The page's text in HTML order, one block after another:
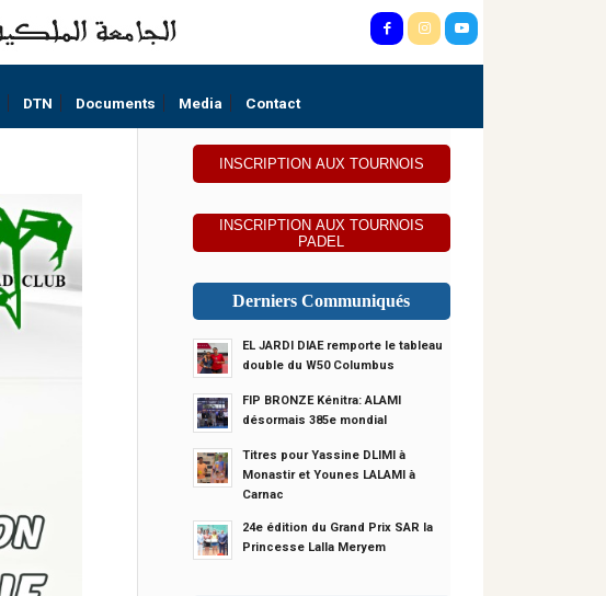
DTN Documents Media Contact
INSCRIPTION AUX TOURNOIS
INSCRIPTION AUX TOURNOIS
PADEL
Derniers Communiqués
EL JARDI DIAE remporte le tableau
double du W50 Columbus
FIP BRONZE Kénitra: ALAMI
désormais 385e mondial
Titres pour Yassine DLIMI à
Monastir et Younes LALAMI à
Carnac
24e édition du Grand Prix SAR la
Princesse Lalla Meryem